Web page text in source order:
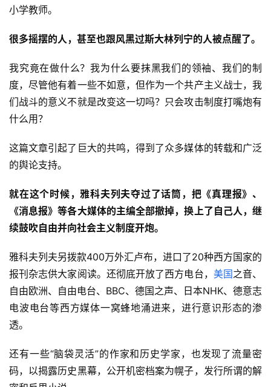
小学教师。
很多摇摆的人，甚至也跟风黑过斯大林列宁的人被点醒了。
我究竟在做什么？我为什么要抹黑我们的领袖、我们的制
度，尽管他有着一些不如意，但作为一个共产主义战士，我
们战斗的意义不就是改变这一切吗？只会攻击制度打嘴炮有
什么用？
这篇文章引起了巨大的共鸣，得到了众多媒体的转载和广泛
的舆论支持。
就在这个时候，雅科夫列夫夺过了话筒，把《真理报》、
《消息报》等各大媒体的主编全部撤掉，换上了自己人，继
续鼓吹自由并向社会主义制度开炮。
雅科夫列夫另拨款400万外汇卢布，进口了20种西方国家的
报刊杂志供大家阅读。还彻底开放了西方电台， 美国之音、
自由欧洲、自由电台、BBC、德国之声、日本NHK、德意志
电波电台等西方媒体一窝蜂地涌进来，进行意识形态的渗
透。
还有一些“脑袋灵活”的作家和历史学家，也发现了流量密
码，以揭露历史黑幕，公开机密档案为幌子，发行所谓的解